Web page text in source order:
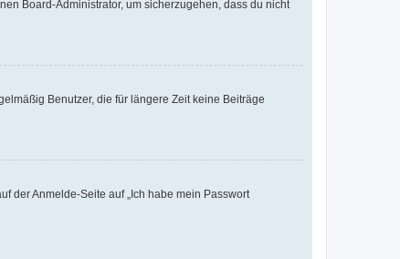
Board-Administrator, um sicherzugehen, dass du nicht
Benutzer, die für längere Zeit keine Beiträge
der Anmelde-Seite auf „Ich habe mein Passwort